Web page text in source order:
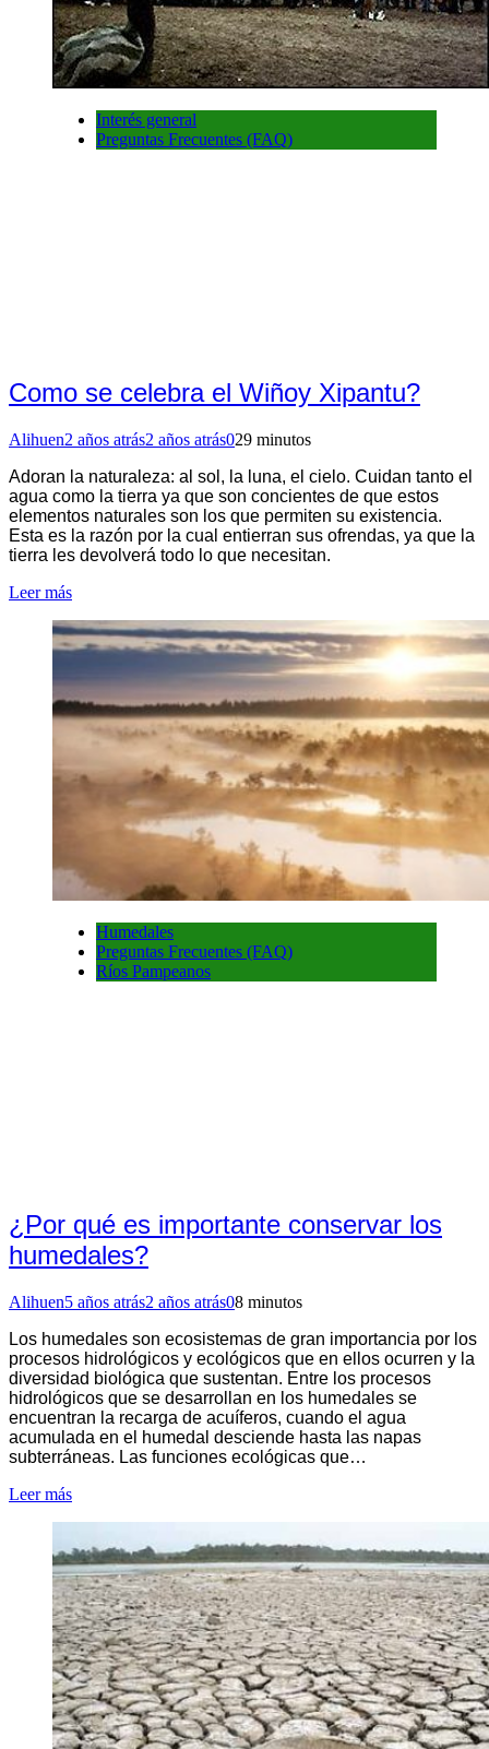
Interés general
Preguntas Frecuentes (FAQ)
Como se celebra el Wiñoy Xipantu?
Alihuen2 años atrás2 años atrás029 minutos
Adoran la naturaleza: al sol, la luna, el cielo. Cuidan tanto el
agua como la tierra ya que son concientes de que estos
elementos naturales son los que permiten su existencia.
Esta es la razón por la cual entierran sus ofrendas, ya que la
tierra les devolverá todo lo que necesitan.
Leer más
Humedales
Preguntas Frecuentes (FAQ)
Ríos Pampeanos
¿Por qué es importante conservar los
humedales?
Alihuen5 años atrás2 años atrás08 minutos
Los humedales son ecosistemas de gran importancia por los
procesos hidrológicos y ecológicos que en ellos ocurren y la
diversidad biológica que sustentan. Entre los procesos
hidrológicos que se desarrollan en los humedales se
encuentran la recarga de acuíferos, cuando el agua
acumulada en el humedal desciende hasta las napas
subterráneas. Las funciones ecológicas que…
Leer más